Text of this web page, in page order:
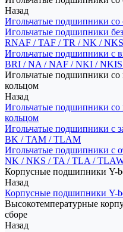
Назад
Игольчатые подшипники
Игольчатые подшипники
RNAF / TAF / TR / NK / NKS
Игольчатые подшипники с
BRI / NA / NAF / NKI /
Игольчатые подшипники
кольцом
Назад
Игольчатые подшипники
кольцом
Игольчатые подшипники с
BK / TAM / TLAM
Игольчатые подшипники с
NK / NKS / TA / TLA /
Корпусные подшипники Y-
Назад
Корпусные подшипники Y-
Высокотемпературные
сборе
Назад